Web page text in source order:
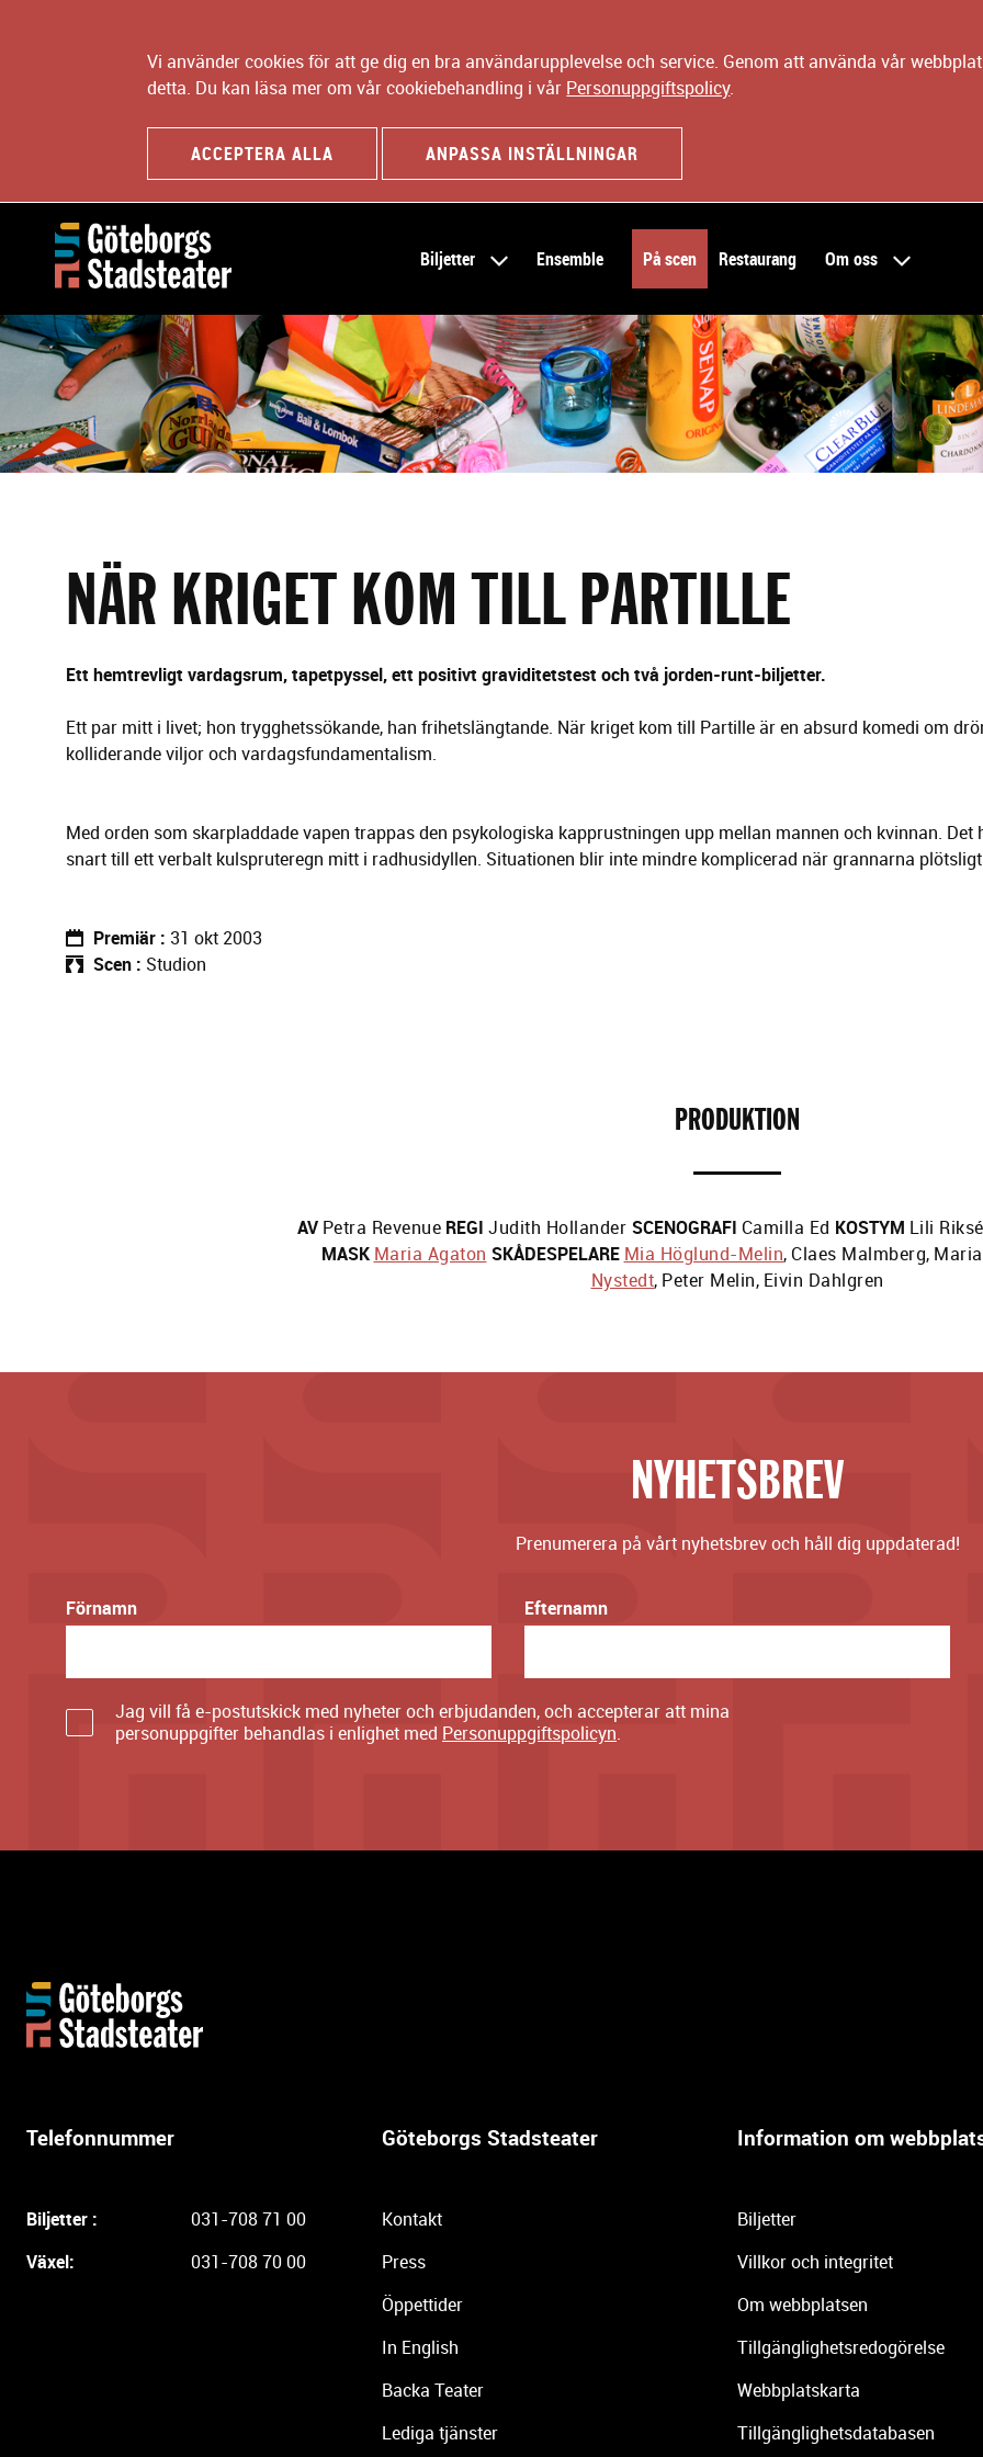
Vi använder cookies för att ge dig en bra användarupplevelse och service. Genom att använda vår
detta. Du kan läsa mer om vår cookiebehandling i vår Personuppgiftspolicy.
ACCEPTERA ALLA ANPASSA INSTÄLLNINGAR
H
v
u
d
n
a
v
i
i
n
g
Biljetter Ensemble På scen Restaurang Om oss
NÄR KRIGET KOM TILL PARTILLE
Ett hemtrevligt vardagsrum, tapetpyssel, ett positivt graviditetstest och två jorden-runt-biljetter.
Ett par mitt i livet; hon trygghetssökande, han frihetslängtande. När kriget kom till Partille är en absurd komedi om
kolliderande viljor och vardagsfundamentalism.
Med orden som skarpladdade vapen trappas den psykologiska kapprustnin­gen upp mellan mannen och kvinnan. Det
snart till ett verbalt kulspruteregn mitt i radhusidyllen. Situationen blir inte mindre komplicerad när grannarna
Premiär
31 okt 2003
Scen
Studion
PRODUKTION
AV Petra Revenue REGI Judith Hollander SCENOGRAFI Camilla Ed KOSTYM Lili
MASK Maria Agaton SKÅDESPELARE Mia Höglund-Melin, Claes Malmberg,
Nystedt, Peter Melin, Eivin Dahlgren
NYHETSBREV
Prenumerera på vårt nyhetsbrev och håll dig uppdaterad!
Förnamn Efternamn
Jag vill få e-postutskick med nyheter och erbjudanden, och accepterar att mina
personuppgifter behandlas i enlighet med Personuppgiftspolicyn.
Telefonnummer
Biljetter :
031-708 71 00
Växel:
031-708 70 00
Göteborgs Stadsteater
Kontakt
Press
Öppettider
In English
Backa Teater
Lediga tjänster
Information om
Biljetter
Villkor och integritet
Om webbplatsen
Tillgänglighetsredogörelse
Webbplatskarta
Tillgänglighetsdatabasen